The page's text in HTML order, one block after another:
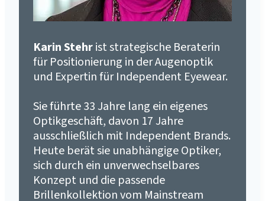
Karin Stehrist strategische Beraterin
für Positionierung in der Augenoptik
und Expertin für Independent Eyewear.
Sie führte 33 Jahre lang ein eigenes
Optikgeschäft, davon 17 Jahre
ausschließlich mit Independent Brands.
Heute berät sie unabhängige Optiker,
sich durch ein unverwechselbares
Konzept und die passende
Brillenkollektion vom Mainstream